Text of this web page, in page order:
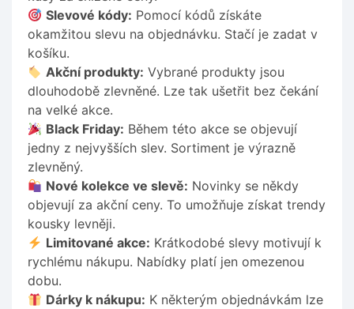
Slevové kódy: Pomocí kódů získáte
okamžitou slevu na objednávku. Stačí je zadat v
košíku.
Akční produkty: Vybrané produkty jsou
dlouhodobě zlevněné. Lze tak ušetřit bez čekání
na velké akce.
Black Friday: Během této akce se objevují
jedny z nejvyšších slev. Sortiment je výrazně
zlevněný.
Nové kolekce ve slevě: Novinky se někdy
objevují za akční ceny. To umožňuje získat trendy
kousky levněji.
Limitované akce: Krátkodobé slevy motivují k
rychlému nákupu. Nabídky platí jen omezenou
dobu.
Dárky k nákupu: K některým objednávkám lze